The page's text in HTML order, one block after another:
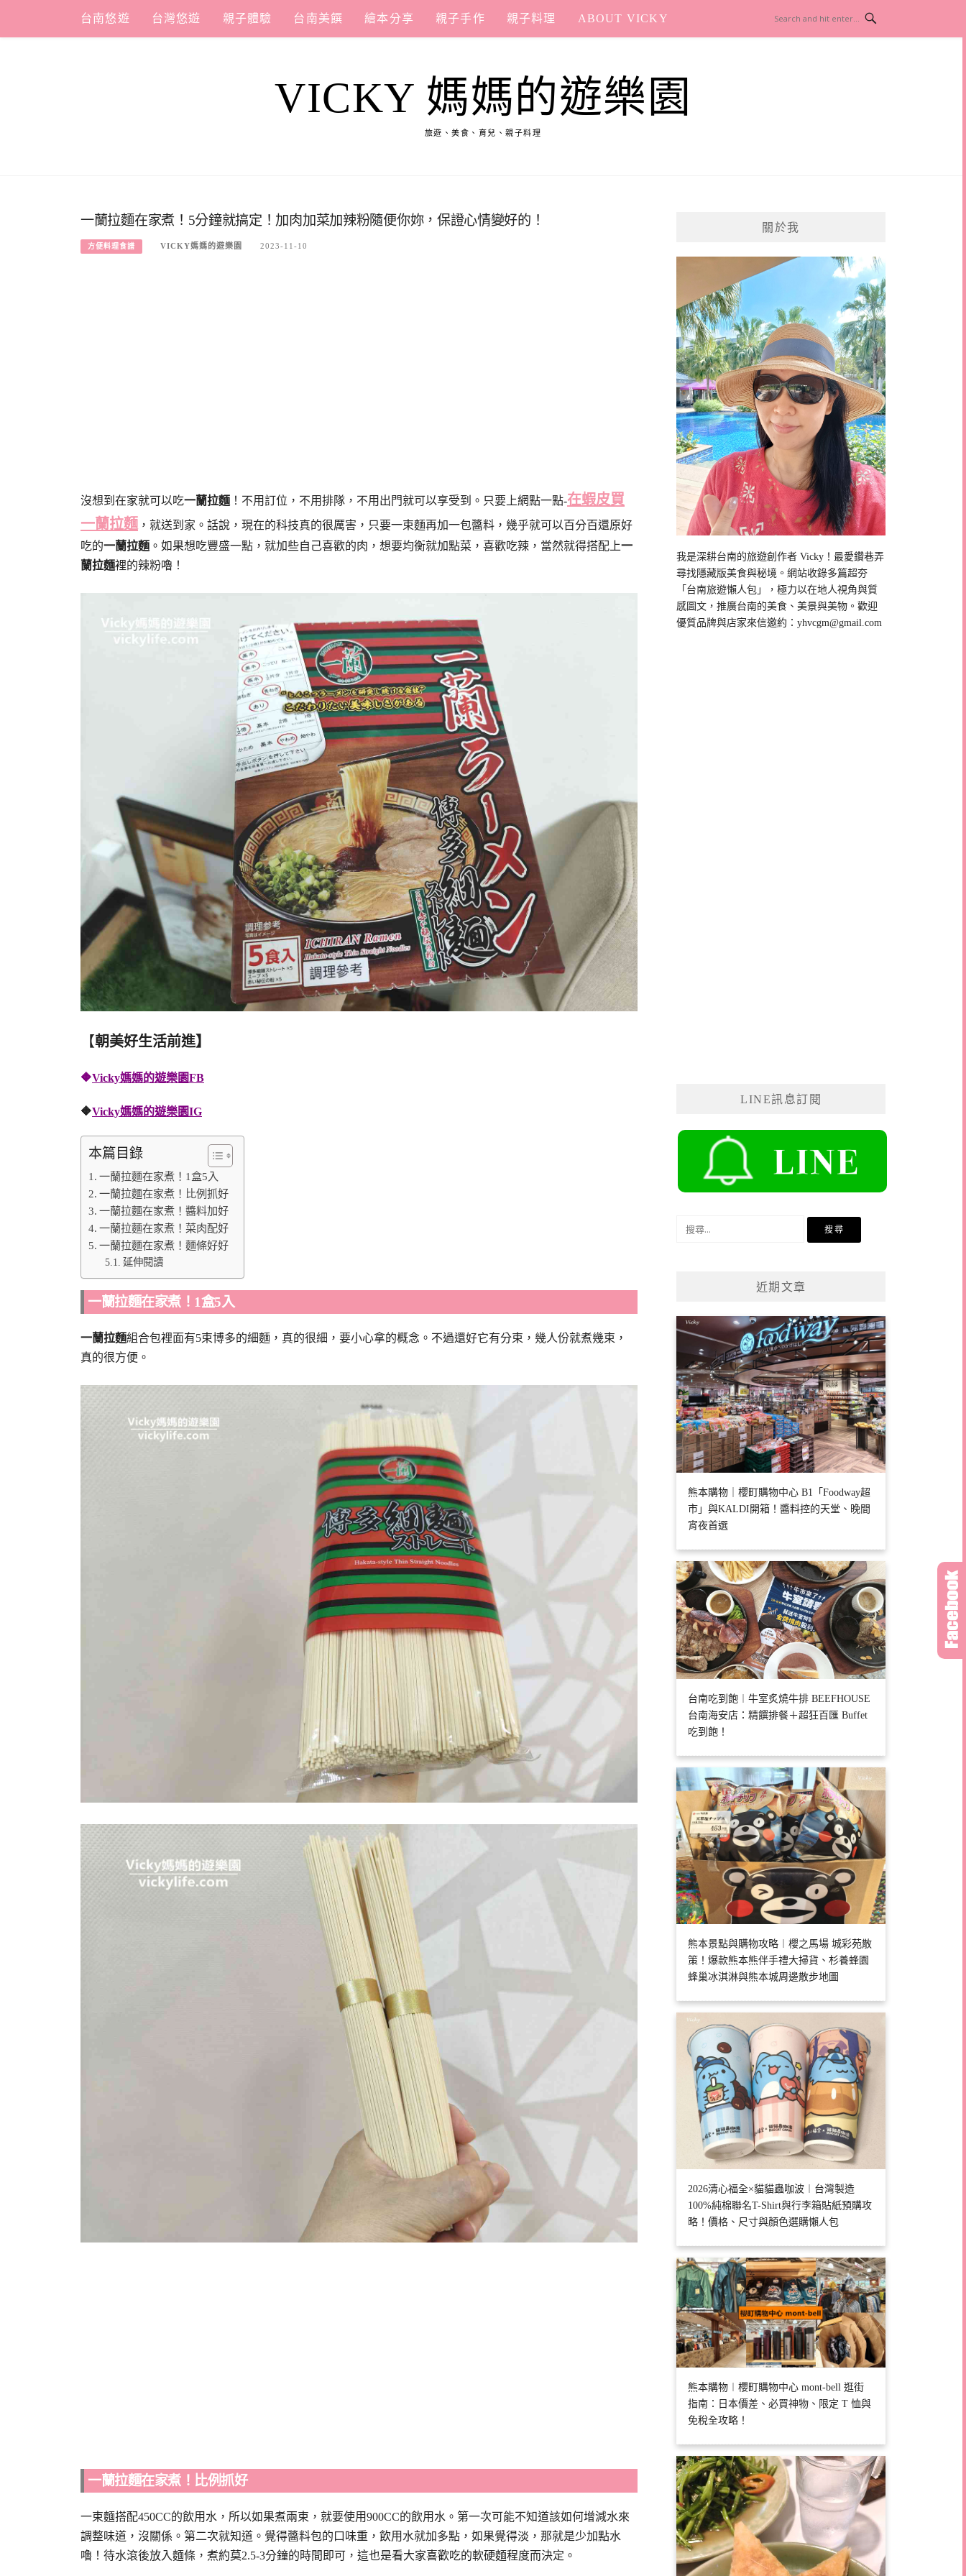
content
台南悠遊 台灣悠遊 親子體驗 台南美饌 繪本分享 親子手作 親子料理 ABOUT VICKY
VICKY 媽媽的遊樂園
旅遊、美食、育兒、親子料理
一蘭拉麵在家煮！5分鐘就搞定！加肉加菜加辣粉隨便你妳，保證心情變好的！
方便料理食譜 VICKY媽媽的遊樂園 2023-11-10
沒想到在家就可以吃一蘭拉麵 ！不用訂位，不用排隊，不用出門就可以享受到。 只要上網點一點-在蝦皮買
一蘭拉麵 ，就送到家。話說，現在的科技真的很厲害，只要一束麵再加一包醬料，幾乎就可以百分百還原好
吃的一蘭拉麵 。如果想吃豐盛一點，就加些自己喜歡的肉，想要均衡就加點菜，喜歡吃辣 ，當然就得搭配上一
蘭拉麵裡的辣粉嚕！
【朝美好生活前進】
🔶Vicky媽媽的遊樂園FB
🔶Vicky媽媽的遊樂園IG
本篇目錄
一蘭拉麵在家煮！1盒5入
一蘭拉麵在家煮！比例抓好
一蘭拉麵在家煮！醬料加好
一蘭拉麵在家煮！菜肉配好
一蘭拉麵在家煮！麵條好好
延伸閱讀
一蘭拉麵在家煮！1盒5入
一蘭拉麵組合包裡面有5束博多的細麵，真的很細，要小心拿的概念。不過還好它有分束，幾人份就煮幾束，
真的很方便。
一蘭拉麵在家煮！比例抓好
一束麵搭配450CC的飲用水，所以如果煮兩束，就要使用900CC的飲用水。第一次可能不知道該如何增減水來
調整味道 ，沒關係。第二次就知道。覺得醬料包的口味重，飲用水就加多點 ，如果覺得淡，那就是少加點水
嚕！待水滾後放入麵條，煮約莫2.5-3分鐘的時間即可，這也是看大家喜歡吃的軟硬麵程度而決定。
關於我
我是深耕台南的旅遊創作者 Vicky！最愛鑽巷弄
尋找隱藏版美食與秘境。網站收錄多篇超夯
「台南旅遊懶人包」，極力以在地人視角與質
感圖文，推廣台南的美食、美景與美物。歡迎
優質品牌與店家來信邀約：yhvcgm@gmail.com
LINE訊息訂閱
近期文章
熊本購物｜櫻町購物中心 B1「Foodway超
市」與KALDI開箱！醬料控的天堂、晚間
宵夜首選
台南吃到飽︱牛室炙燒牛排 BEEFHOUSE
台南海安店：精饌排餐＋超狂百匯 Buffet
吃到飽！
熊本景點與購物攻略︱櫻之馬場 城彩苑散
策！爆款熊本熊伴手禮大掃貨、杉養蜂園
蜂巢冰淇淋與熊本城周邊散步地圖
2026清心福全×貓貓蟲咖波︱台灣製造
100%純棉聯名T-Shirt與行李箱貼紙預購攻
略！價格、尺寸與顏色選購懶人包
熊本購物︱櫻町購物中心 mont-bell 逛街
指南：日本價差、必買神物、限定 T 恤與
免稅全攻略！